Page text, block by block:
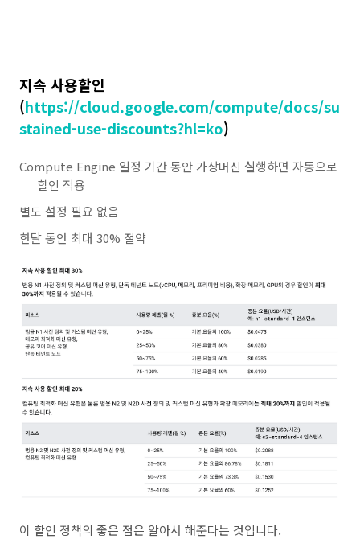
지속 사용할인
(https://cloud.google.com/compute/docs/su
stained-use-discounts?hl=ko)
Compute Engine 일정 기간 동안 가상머신 실행하면 자동으로
할인 적용
별도 설정 필요 없음
한달동안 최대 30% 절약
이 할인 정책의 좋은 점은 알아서 해준다는 것입니다.